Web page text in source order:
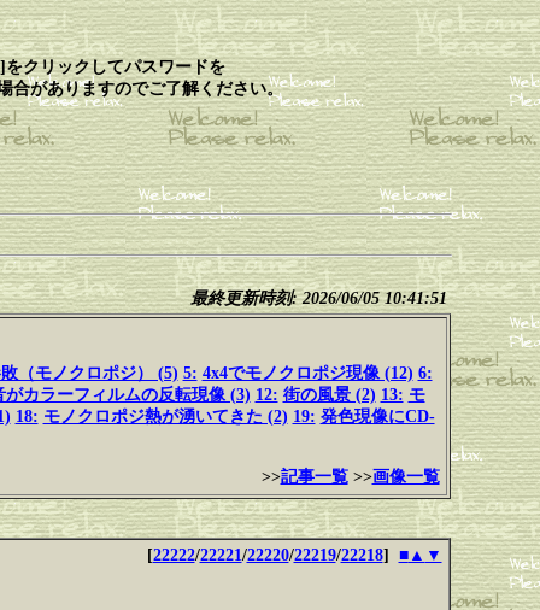
クリックしてパスワードを
合がありますのでご了解ください。
最終更新時刻: 2026/06/05 10:41:51
（モノクロポジ） (5) 5: 4x4でモノクロポジ現像 (12) 6:
がカラーフィルムの反転現像 (3) 12: 街の風景 (2) 13: モ
18: モノクロポジ熱が湧いてきた (2) 19: 発色現像にCD-
>>記事一覧>>画像一覧
[22222/22221/22220/22219/22218] ■▲ ▼